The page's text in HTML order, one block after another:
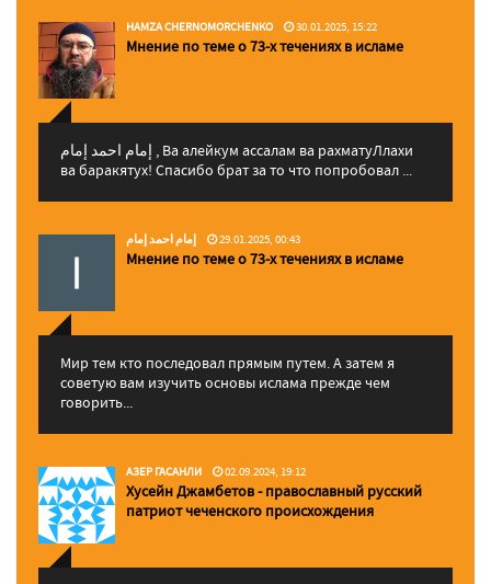
HAMZA CHERNOMORCHENKO 30.01.2025, 15:22
Мнение по теме о 73-х течениях в исламе
إمام احمد إمام , Ва алейкум ассалам ва рахматуЛлахи
ва баракятух! Спасибо брат за то что попробовал ...
إمام احمد إمام 29.01.2025, 00:43
Мнение по теме о 73-х течениях в исламе
Мир тем кто последовал прямым путем. А затем я
советую вам изучить основы ислама прежде чем
говорить...
АЗЕР ГАСАНЛИ 02.09.2024, 19:12
Хусейн Джамбетов - православный русский
патриот чеченского происхождения